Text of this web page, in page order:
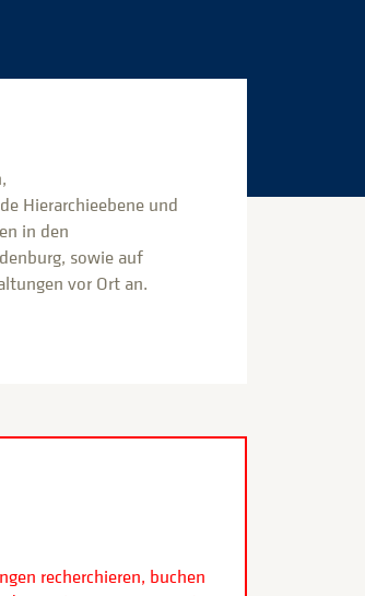
Hierarchieebene und
in den
sowie auf
vor Ort an.
recherchieren, buchen